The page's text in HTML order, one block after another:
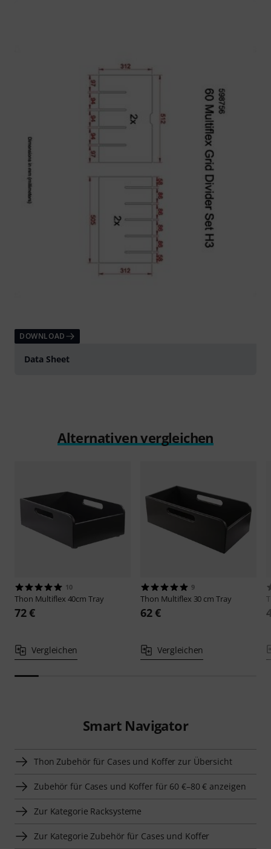
DOWNLOAD
Data Sheet
Alternativen vergleichen
10
Thon Multiflex 40cm Tray
72 €
Vergleichen
9
Thon Multiflex 30 cm Tray
62 €
Vergleichen
Smart Navigator
Thon Zubehör für Cases und Koffer zur Übersicht
Zubehör für Cases und Koffer für 60 €–80 € anzeigen
Zur Kategorie Racksysteme
Zur Kategorie Zubehör für Cases und Koffer